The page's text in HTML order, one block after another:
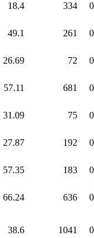
18.4 334
49.1 261
26.69 72
57.11 681
31.09 75
27.87 192
57.35 183
66.24 636
38.6 1041